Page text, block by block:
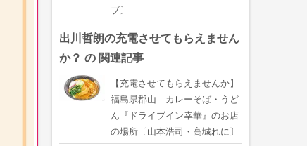
ブ〕
出川哲朗の充電させてもらえません
か？ の 関連記事
【充電させてもらえませんか】
福島県郡山 カレーそば・うど
ん『ドライブイン幸華』のお店
の場所〔山本浩司・高城れに〕